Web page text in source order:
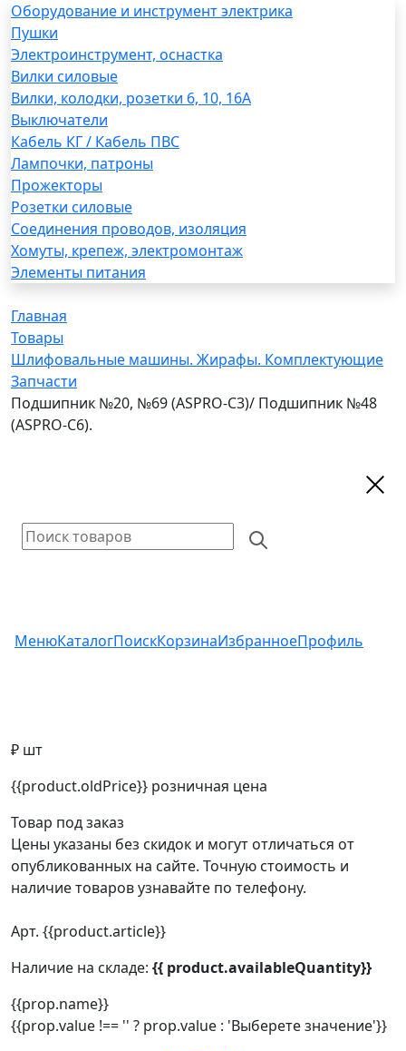
Оборудование и инструмент электрика
Пушки
Электроинструмент, оснастка
Вилки силовые
Вилки, колодки, розетки 6, 10, 16А
Выключатели
Кабель КГ / Кабель ПВС
Лампочки, патроны
Прожекторы
Розетки силовые
Соединения проводов, изоляция
Хомуты, крепеж, электромонтаж
Элементы питания
Главная
Товары
Шлифовальные машины. Жирафы. Комплектующие
Запчасти
Подшипник №20, №69 (ASPRO-C3)/ Подшипник №48
(ASPRO-C6).
МенюКаталогПоискКорзинаИзбранноеПрофиль
₽ шт
{{product.oldPrice}} розничная цена
Товар под заказ
Цены указаны без скидок и могут отличаться от
опубликованных на сайте. Точную стоимость и
наличие товаров узнавайте по телефону.
Арт. {{product.article}}
Наличие на складе: {{ product.availableQuantity}}
{{prop.name}}
{{prop.value !== '' ? prop.value : 'Выберете значение'}}